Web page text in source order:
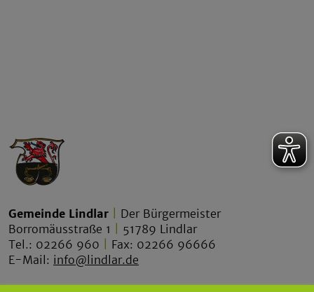
Gemeinde Lindlar
Der Bürgermeister
Borromäusstraße 1
51789 Lindlar
Tel.: 02266 960
Fax: 02266 96666
E-Mail: info@lindlar.de